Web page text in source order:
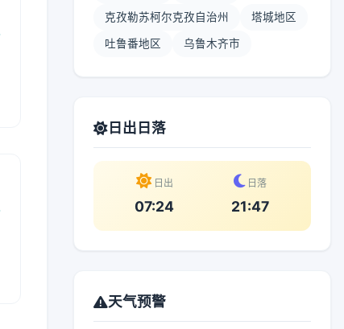
克孜勒苏柯尔克孜自治州 塔城地区
吐鲁番地区 乌鲁木齐市
日出日落
日出
07:24
日落
21:47
天气预警